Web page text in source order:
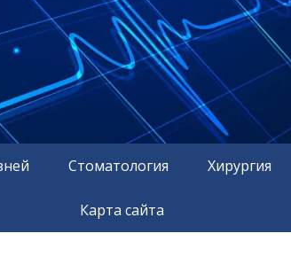
Стоматология Хирургия
Карта сайта